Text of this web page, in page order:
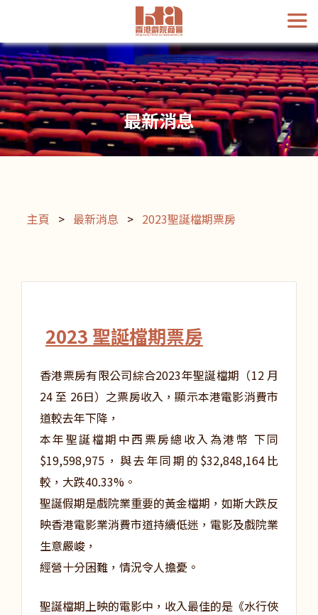
最新消息
主頁 > 最新消息 > 2023聖誕檔期票房
2023 聖誕檔期票房
香港票房有限公司綜合2023年聖誕檔期（12 月
24 至 26日）之票房收入，顯示本港電影消費市
道較去年下降，
本年聖誕檔期中西票房總收入為港幣 下同
$19,598,975，與去年同期的$32,848,164比
較，大跌40.33%。
聖誕假期是戲院業重要的黃金檔期，如斯大跌反
映香港電影業消費市道持續低迷，電影及戲院業
生意嚴峻，
經營十分困難，情況令人擔憂。
聖誕檔期上映的電影中，收入最佳的是《水行俠